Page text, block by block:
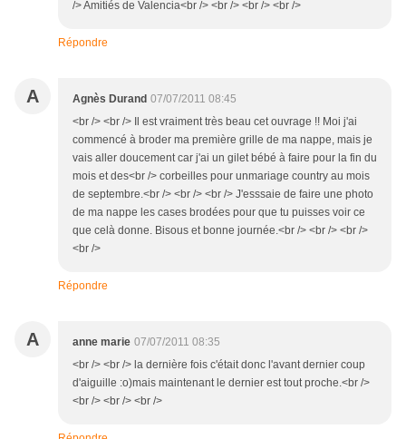
/> Amitiés de Valencia<br /> <br /> <br /> <br />
Répondre
A Agnès Durand 07/07/2011 08:45
<br /> <br /> Il est vraiment très beau cet ouvrage !! Moi j'ai
commencé à broder ma première grille de ma nappe, mais je
vais aller doucement car j'ai un gilet bébé à faire pour la fin du
mois et des<br /> corbeilles pour unmariage country au mois
de septembre.<br /> <br /> <br /> J'esssaie de faire une photo
de ma nappe les cases brodées pour que tu puisses voir ce
que celà donne. Bisous et bonne journée.<br /> <br /> <br />
<br />
Répondre
A anne marie 07/07/2011 08:35
<br /> <br /> la dernière fois c'était donc l'avant dernier coup
d'aiguille :o)mais maintenant le dernier est tout proche.<br />
<br /> <br /> <br />